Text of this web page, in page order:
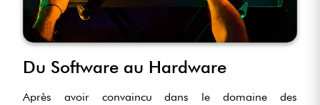
Du Software au Hardware
Après avoir convaincu dans le domaine des